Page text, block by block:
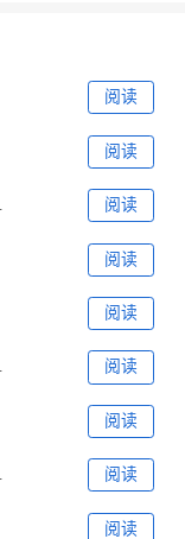
阅读
阅读
阅读
阅读
阅读
阅读
阅读
阅读
阅读